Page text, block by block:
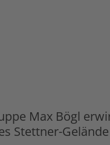
Max Bögl
Stettner-Gelände